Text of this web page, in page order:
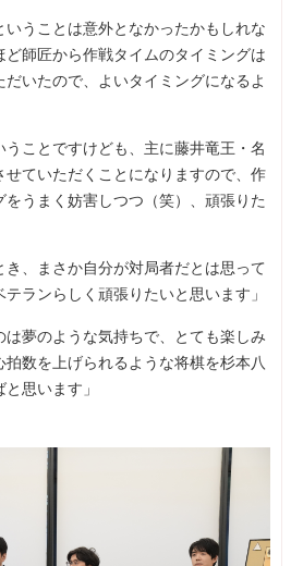
うことは意外となかったかもしれな
師匠から作戦タイムのタイミングは
いたので、よいタイミングになるよ
ことですけども、主に藤井竜王・名
せていただくことになりますので、作
うまく妨害しつつ（笑）、頑張りた
、まさか自分が対局者だとは思って
ランらしく頑張りたいと思います」
夢のような気持ちで、とても楽しみ
数を上げられるような将棋を杉本八
思います」